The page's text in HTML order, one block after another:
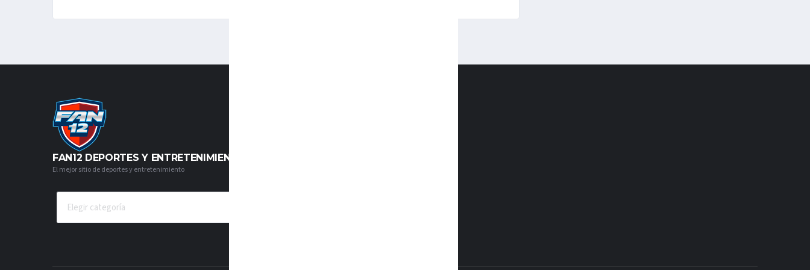
FAN12 DEPORTES Y ENTRETENIMIENTO
El mejor sitio de deportes y entretenimiento